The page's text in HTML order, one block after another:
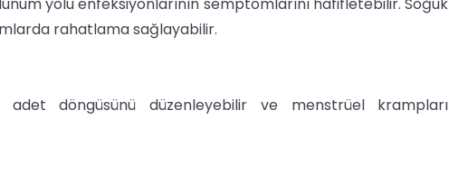
yolu enfeksiyonlarının semptomlarını hafifletebilir. Soğuk
rahatlama sağlayabilir.
adet döngüsünü düzenleyebilir ve menstrüel krampları